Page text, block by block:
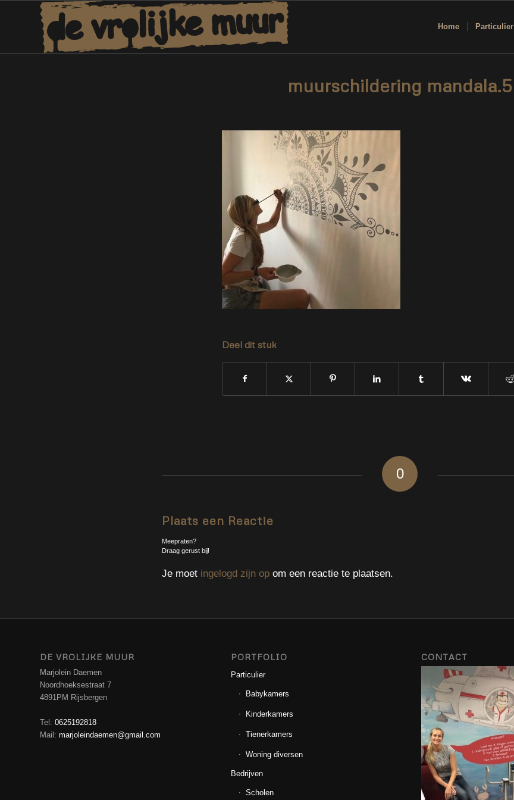
Home Particulier
muurschildering mandala.5
Deel dit stuk
0
Plaats een Reactie
Meepraten?
Draag gerust bij!
Je moet ingelogd zijn op om een reactie te plaatsen.
DE VROLIJKE MUUR
Marjolein Daemen
Noordhoeksestraat 7
4891PM Rijsbergen
Tel: 0625192818
Mail: marjoleindaemen@gmail.com
PORTFOLIO
Particulier
Babykamers
Kinderkamers
Tienerkamers
Woning diversen
Bedrijven
Scholen
CONTACT